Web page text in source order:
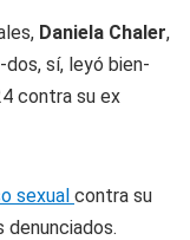
Daniela Chaler,
-dos, sí, leyó bien-
contra su ex
sexual contra su
denunciados.